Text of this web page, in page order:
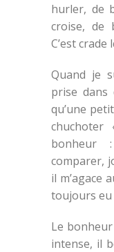
hurler, de
croise, de
C’est
Quand je
prise dans
qu’une
bonheur
comparer,
il m’agace
toujours eu
Le
intense, il